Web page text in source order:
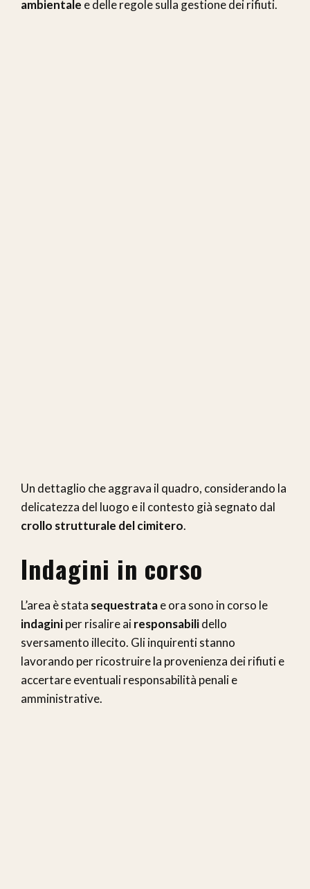
ambientale e delle regole sulla gestione dei rifiuti.
Un dettaglio che aggrava il quadro, considerando la
delicatezza del luogo e il contesto già segnato dal
crollo strutturale del cimitero.
Indagini in corso
L’area è stata sequestratae ora sono in corso le
indaginiper risalire airesponsabilidello
sversamento illecito. Gli inquirenti stanno
lavorando per ricostruire la provenienza dei rifiuti e
accertare eventuali responsabilità penali e
amministrative.